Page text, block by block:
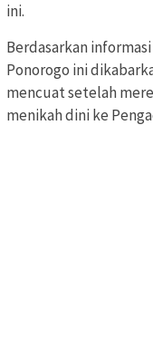
ini.
Berdasarkan
Ponorogo ini
mencuat setelah
menikah dini ke